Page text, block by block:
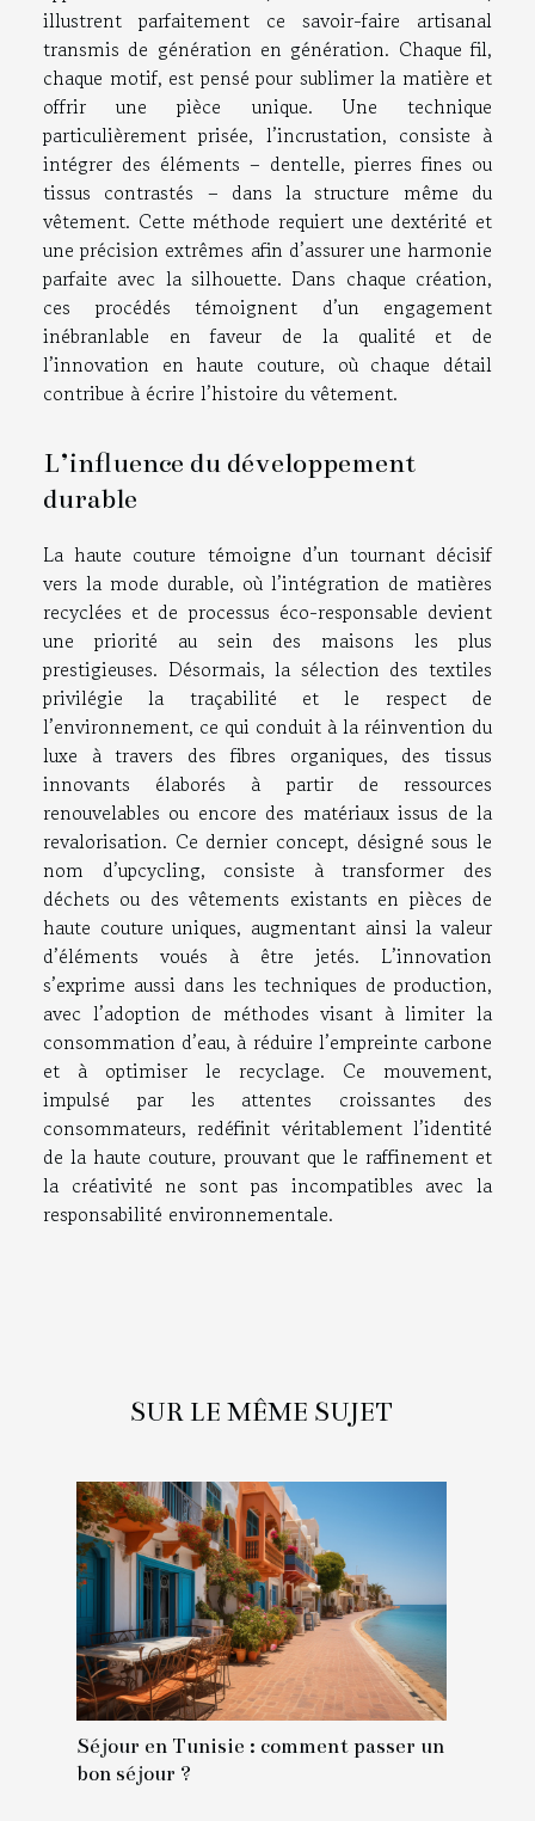
illustrent parfaitement ce savoir-faire artisanal
transmis de génération en génération. Chaque fil,
chaque motif, est pensé pour sublimer la matière et
offrir une pièce unique. Une technique
particulièrement prisée, l’incrustation, consiste à
intégrer des éléments – dentelle, pierres fines ou
tissus contrastés – dans la structure même du
vêtement. Cette méthode requiert une dextérité et
une précision extrêmes afin d’assurer une harmonie
parfaite avec la silhouette. Dans chaque création,
ces procédés témoignent d’un engagement
inébranlable en faveur de la qualité et de
l’innovation en haute couture, où chaque détail
contribue à écrire l’histoire du vêtement.
L’influence du développement
durable
La haute couture témoigne d’un tournant décisif
vers la mode durable, où l’intégration de matières
recyclées et de processus éco-responsable devient
une priorité au sein des maisons les plus
prestigieuses. Désormais, la sélection des textiles
privilégie la traçabilité et le respect de
l’environnement, ce qui conduit à la réinvention du
luxe à travers des fibres organiques, des tissus
innovants élaborés à partir de ressources
renouvelables ou encore des matériaux issus de la
revalorisation. Ce dernier concept, désigné sous le
nom d’upcycling, consiste à transformer des
déchets ou des vêtements existants en pièces de
haute couture uniques, augmentant ainsi la valeur
d’éléments voués à être jetés. L’innovation
s’exprime aussi dans les techniques de production,
avec l’adoption de méthodes visant à limiter la
consommation d’eau, à réduire l’empreinte carbone
et à optimiser le recyclage. Ce mouvement,
impulsé par les attentes croissantes des
consommateurs, redéfinit véritablement l’identité
de la haute couture, prouvant que le raffinement et
la créativité ne sont pas incompatibles avec la
responsabilité environnementale.
SUR LE MÊME SUJET
Séjour en Tunisie : comment passer un
bon séjour ?